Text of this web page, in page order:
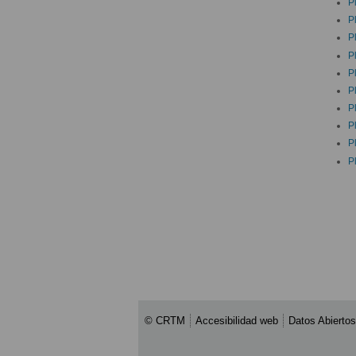
© CRTM Accesibilidad web Datos Abiertos